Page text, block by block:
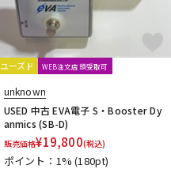
ユーズド WEB注文店頭受取可
unknown
USED 中古 EVA電子 S・Booster Dy
anmics (SB-D)
販売価格¥19,800(税込)
ポイント：1%(180pt)